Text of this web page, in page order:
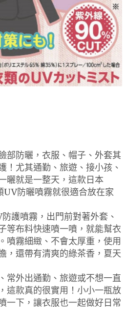
部防曬，衣服、帽子、外套其
！尤其通勤、旅遊、接小孩、
曬就是一整天，這款日本
防曬噴霧就很適合放在家
護噴霧，出門前對著外套、
等布料快速噴一噴，就能幫衣
噴霧細緻、不會太厚重，使用
，還帶有清爽的綠茶香，夏天
常外出通勤、旅遊或不想一直
這款真的很實用！小小一瓶放
一下，讓衣服也一起做好日常